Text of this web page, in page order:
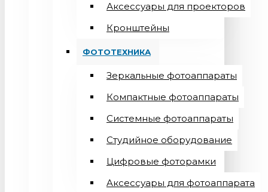
Аксессуары для проекторов
Кронштейны
ФОТОТЕХНИКА
Зеркальные фотоаппараты
Компактные фотоаппараты
Системные фотоаппараты
Студийное оборудование
Цифровые фоторамки
Aксессуары для фотоаппарата